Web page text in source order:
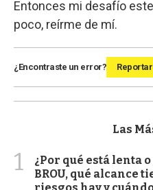
Entonces mi desafío
poco, reírme de mí.
¿Encontraste un error? Reportar
Las
1
¿Por qué está lenta
BROU, qué alcance
riesgos hay y